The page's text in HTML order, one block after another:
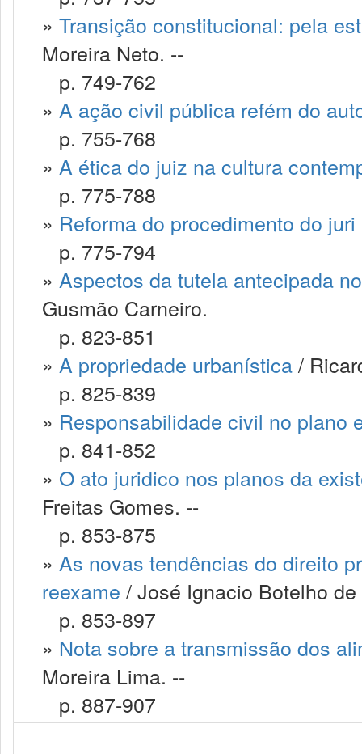
» Transição constitucional: pela
Moreira Neto. --
p. 749-762
» A ação civil pública refém do
p. 755-768
» A ética do juiz na cultura
p. 775-788
» Reforma do procedimento do juri
p. 775-794
» Aspectos da tutela antecipada
Gusmão Carneiro.
p. 823-851
» A propriedade urbanística/
p. 825-839
» Responsabilidade civil no plano
p. 841-852
» O ato juridico nos planos da
Freitas Gomes. --
p. 853-875
» As novas tendências do direito
reexame / José Ignacio Botelho
p. 853-897
» Nota sobre a transmissão dos
Moreira Lima. --
p. 887-907